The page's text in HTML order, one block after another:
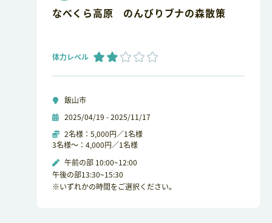
なべくら高原 のんびりブナの森散策
体力レベル
飯山市
2025/04/19 - 2025/11/17
2名様：5,000円／1名様
3名様～：4,000円／1名様
午前の部 10:00~12:00
午後の部13:30~15:30
※いずれかの時間をご選択ください。